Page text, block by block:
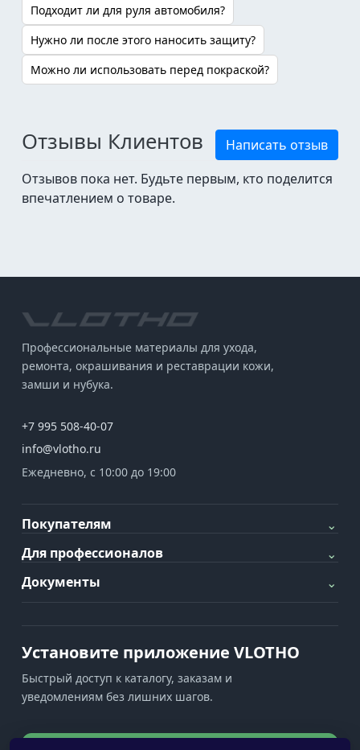
Подходит ли для руля автомобиля?
Нужно ли после этого наносить защиту?
Можно ли использовать перед покраской?
Отзывы Клиентов
Написать отзыв
Отзывов пока нет. Будьте первым, кто поделится
впечатлением о товаре.
Профессиональные материалы для ухода,
ремонта, окрашивания и реставрации кожи,
замши и нубука.
+7 995 508-40-07
info@vlotho.ru
Ежедневно, с 10:00 до 19:00
Покупателям
⌄
Для профессионалов
⌄
Документы
⌄
Установите приложение VLOTHO
Быстрый доступ к каталогу, заказам и
уведомлениям без лишних шагов.